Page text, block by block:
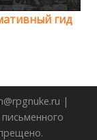
гид
|